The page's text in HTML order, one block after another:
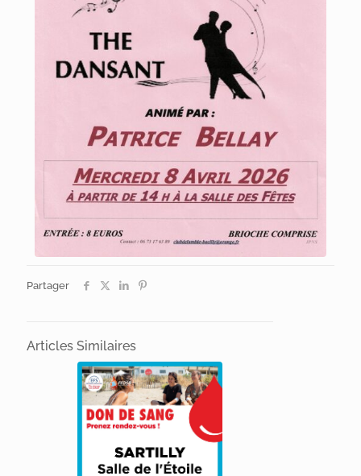
Partager
Articles Similaires